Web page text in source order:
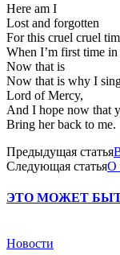
Here am I
Lost and forgotten
For this cruel cruel
When I’m first time
Now that is
Now that is why I
Lord of Mercy,
And I hope now that
Bring her back to me.
Предыдущая статья
Следующая статьяО
ЭТО МОЖЕТ
Новости